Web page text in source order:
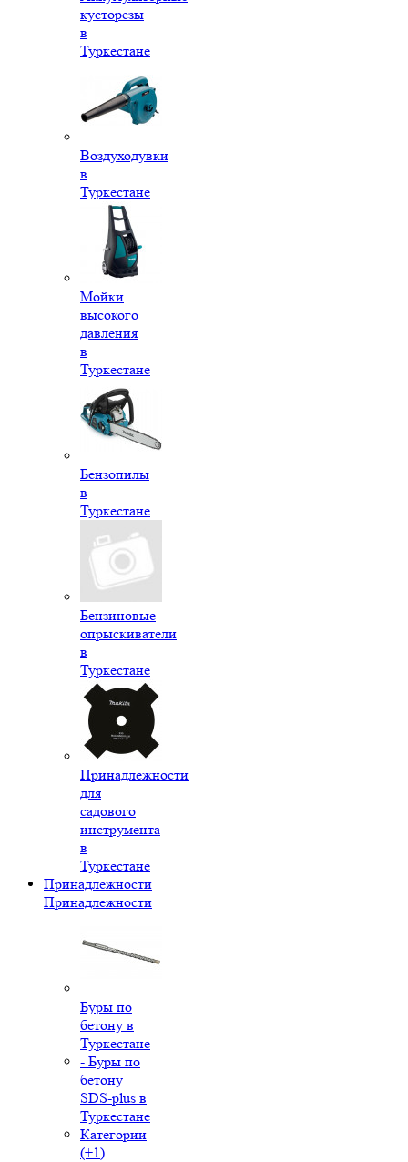
кусторезы
в
Туркестане
Воздуходувки
в
Туркестане
Мойки
высокого
давления
в
Туркестане
Бензопилы
в
Туркестане
Бензиновые
опрыскиватели
в
Туркестане
Принадлежности
для
садового
инструмента
в
Туркестане
Принадлежности
Принадлежности
Буры по
бетону в
Туркестане
- Буры по
бетону
SDS-plus в
Туркестане
Категории
(+1)